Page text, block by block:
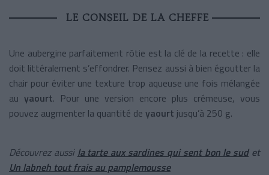
LE CONSEIL DE LA CHEFFE
Une aubergine parfaitement rôtie est la clé de la recette : elle
doit littéralement s’effondrer. Pensez aussi à bien égoutter la
chair pour éviter une texture trop aqueuse une fois mélangée
au yaourt. Pour une version encore plus crémeuse, vous
pouvez augmenter la quantité de yaourt jusqu’à 250 g.
Découvrez aussi la tarte aux sardines qui sent bon le sudet
Un labneh tout frais au pamplemousse